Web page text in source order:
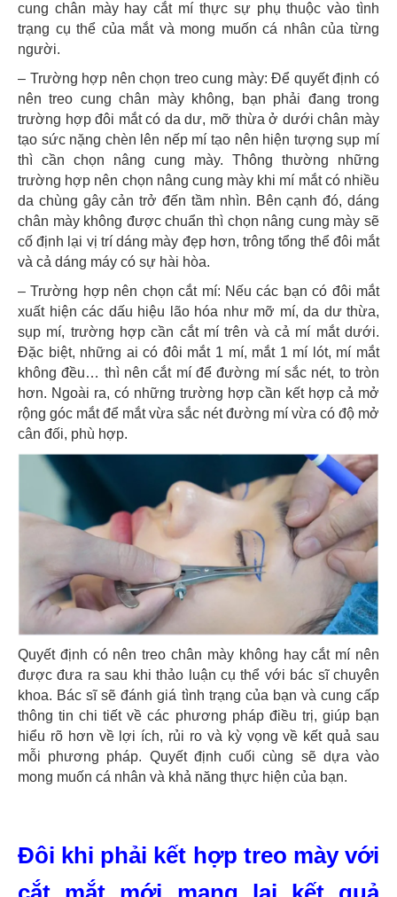
cung chân mày hay cắt mí thực sự phụ thuộc vào tình
trạng cụ thể của mắt và mong muốn cá nhân của từng
người.
– Trường hợp nên chọn treo cung mày: Để quyết định có
nên treo cung chân mày không, bạn phải đang trong
trường hợp đôi mắt có da dư, mỡ thừa ở dưới chân mày
tạo sức nặng chèn lên nếp mí tạo nên hiện tượng sụp mí
thì cần chọn nâng cung mày. Thông thường những
trường hợp nên chọn nâng cung mày khi mí mắt có nhiều
da chùng gây cản trở đến tầm nhìn. Bên cạnh đó, dáng
chân mày không được chuẩn thì chọn nâng cung mày sẽ
cố định lại vị trí dáng mày đẹp hơn, trông tổng thể đôi mắt
và cả dáng máy có sự hài hòa.
– Trường hợp nên chọn cắt mí: Nếu các bạn có đôi mắt
xuất hiện các dấu hiệu lão hóa như mỡ mí, da dư thừa,
sụp mí, trường hợp cần cắt mí trên và cả mí mắt dưới.
Đặc biệt, những ai có đôi mắt 1 mí, mắt 1 mí lót, mí mắt
không đều… thì nên cắt mí để đường mí sắc nét, to tròn
hơn. Ngoài ra, có những trường hợp cần kết hợp cả mở
rộng góc mắt để mắt vừa sắc nét đường mí vừa có độ mở
cân đối, phù hợp.
Quyết định có nên treo chân mày không hay cắt mí nên
được đưa ra sau khi thảo luận cụ thể với bác sĩ chuyên
khoa. Bác sĩ sẽ đánh giá tình trạng của bạn và cung cấp
thông tin chi tiết về các phương pháp điều trị, giúp bạn
hiểu rõ hơn về lợi ích, rủi ro và kỳ vọng về kết quả sau
mỗi phương pháp. Quyết định cuối cùng sẽ dựa vào
mong muốn cá nhân và khả năng thực hiện của bạn.
Đôi khi phải kết hợp treo mày với